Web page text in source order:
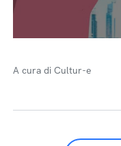
A cura di Cultur-e